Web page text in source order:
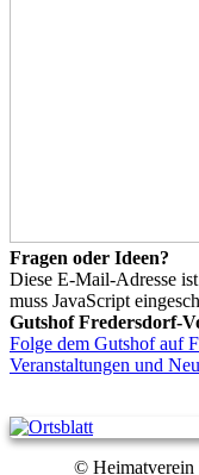
Fragen oder Ideen?
Diese E-Mail-Adresse
muss JavaScript
Gutshof Fredersdorf-
Folge dem Gutshof auf
Veranstaltungen und
© Heimatverein